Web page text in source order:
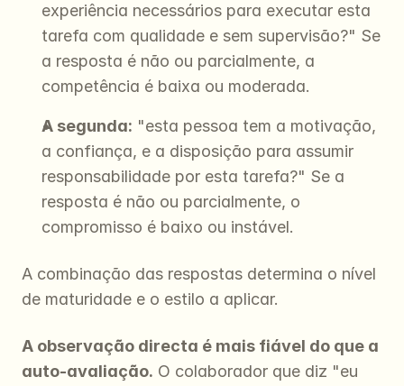
experiência necessários para executar esta
tarefa com qualidade e sem supervisão?" Se
a resposta é não ou parcialmente, a
competência é baixa ou moderada.
A segunda: "esta pessoa tem a motivação,
a confiança, e a disposição para assumir
responsabilidade por esta tarefa?" Se a
resposta é não ou parcialmente, o
compromisso é baixo ou instável.
A combinação das respostas determina o nível
de maturidade e o estilo a aplicar.
A observação directa é mais fiável do que a
auto-avaliação. O colaborador que diz "eu